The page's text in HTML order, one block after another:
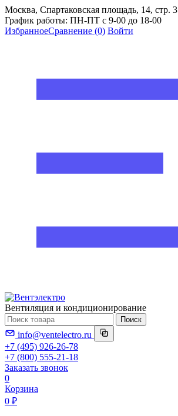
Москва, Спартаковская площадь, 14, стр. 3
График работы: ПН-ПТ с 9-00 до 18-00
ИзбранноеСравнение (0) Войти
Вентиляция и кондиционирование
Поиск
info@ventelectro.ru
+7 (495) 926-26-78
+7 (800) 555-21-18
Заказать звонок
0
Корзина
0 ₽